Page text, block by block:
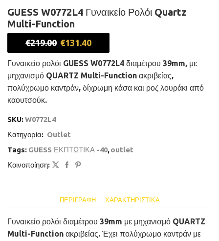
GUESS W0772L4 Γυναικείο Ρολόι Quartz
Multi-Function
€219.00 Original
price
was:
€219.00.
€131.40Current
price
is:
€131.40.
Γυναικείο ρολόι GUESS W0772L4 διαμέτρου 39mm, με
μηχανισμό QUARTZ Multi-Function ακριβείας,
πολύχρωμο καντράν, δίχρωμη κάσα και ροζ λουράκι από
καουτσούκ.
SKU:W0772L4
Κατηγορία: Outlet
Tags: GUESS ΕΚΠΤΩΤΙΚΑ -40,outlet
Κοινοποίηση:
ΠΕΡΙΓΡΑΦΉ ΧΑΡΑΚΤΗΡΙΣΤΙΚΆ
Γυναικείο ρολόι διαμέτρου 39mm με μηχανισμό QUARTZ
Multi-Function ακριβείας. Έχει πολύχρωμο καντράν με